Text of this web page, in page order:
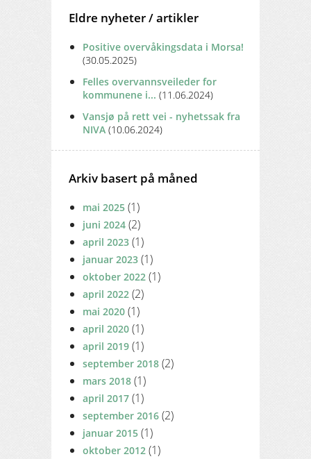
Eldre nyheter / artikler
Positive overvåkingsdata i Morsa!
(30.05.2025)
Felles overvannsveileder for
kommunene i... (11.06.2024)
Vansjø på rett vei - nyhetssak fra
NIVA (10.06.2024)
Arkiv basert på måned
mai 2025 (1)
juni 2024 (2)
april 2023 (1)
januar 2023 (1)
oktober 2022 (1)
april 2022 (2)
mai 2020 (1)
april 2020 (1)
april 2019 (1)
september 2018 (2)
mars 2018 (1)
april 2017 (1)
september 2016 (2)
januar 2015 (1)
oktober 2012 (1)